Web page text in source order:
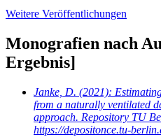
Weitere Veröffentlichungen
Monografien nach
Ergebnis]
Janke, D. (2021):
from a naturally ventilated
approach. Repository TU
https://depositonce.tu-